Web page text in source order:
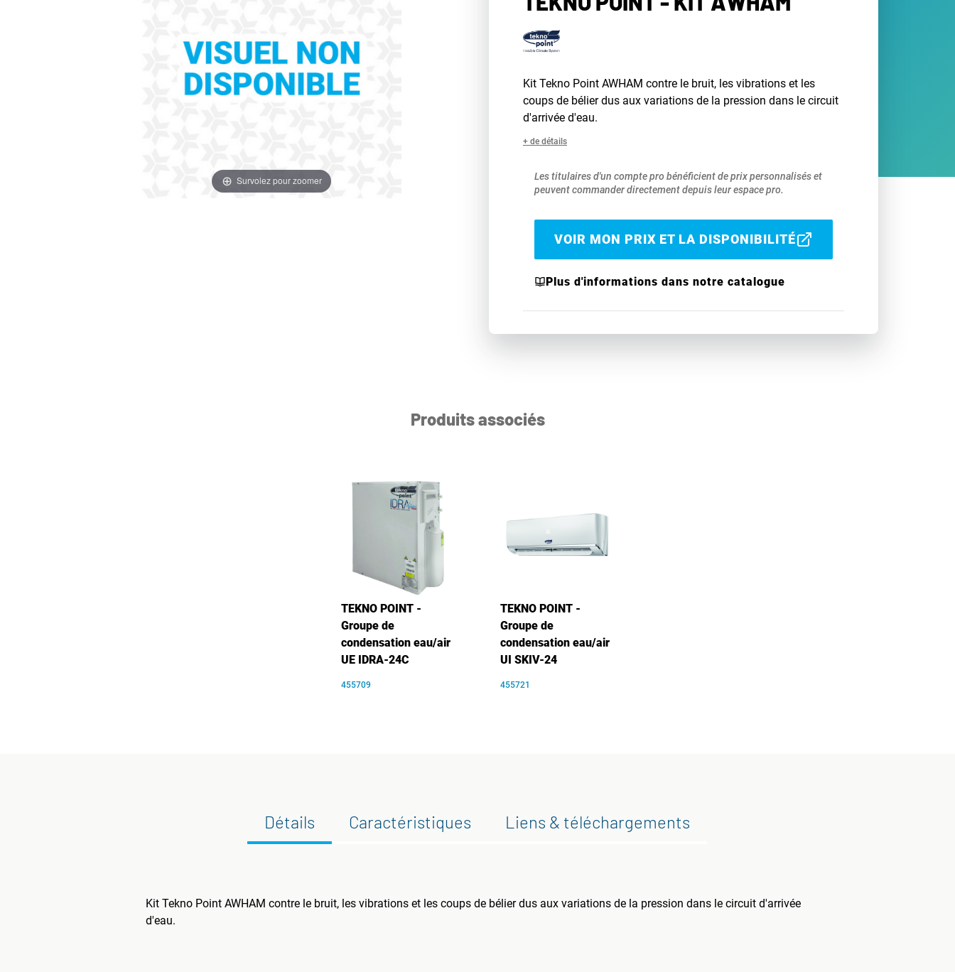
Survolez pour zoomer
Kit Tekno Point AWHAM contre le bruit, les vibrations et les
coups de bélier dus aux variations de la pression dans le circuit
d'arrivée d'eau.
+ de détails
Les titulaires d'un compte pro bénéficient de prix personnalisés et
peuvent commander directement depuis leur espace pro.
VOIR MON PRIX ET LA DISPONIBILITÉ
Plus d'informations dans notre catalogue
Produits associés
TEKNO POINT -
Groupe de
condensation eau/air
UE IDRA-24C
455709
TEKNO POINT -
Groupe de
condensation eau/air
UI SKIV-24
455721
Détails Caractéristiques Liens & téléchargements
Kit Tekno Point AWHAM contre le bruit, les vibrations et les coups de bélier dus aux variations de la pression dans le circuit d'arrivée
d'eau.